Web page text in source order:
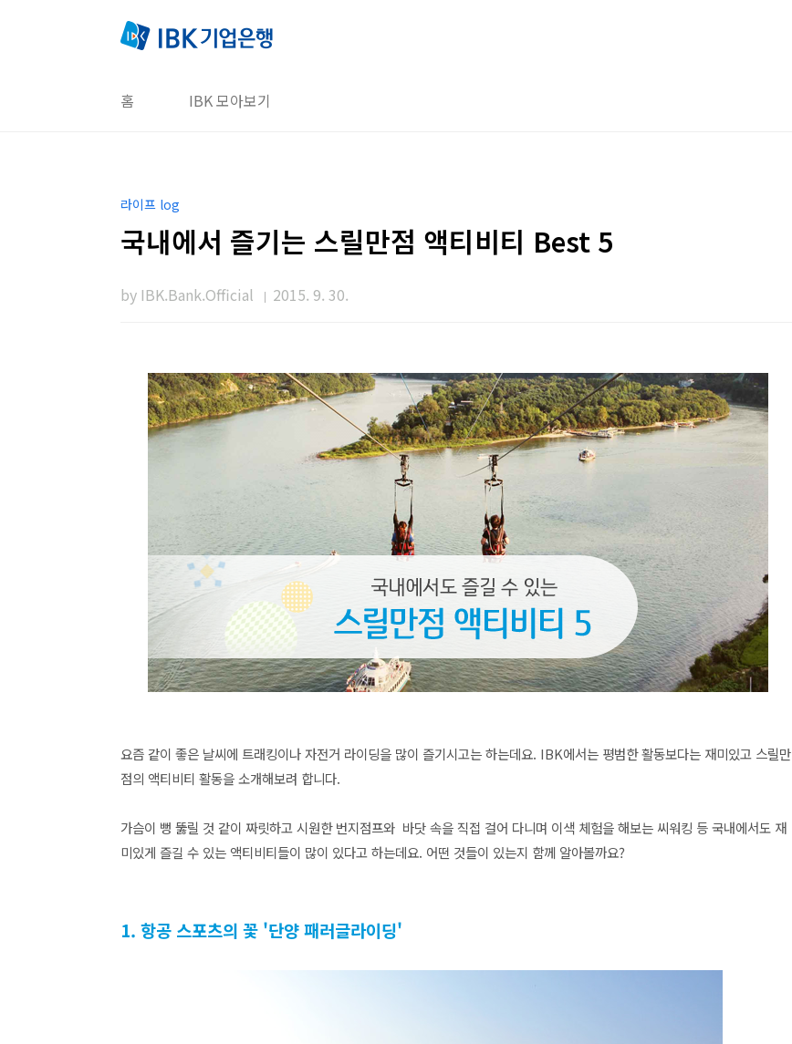
홈 IBK 모아보기
라이프 log
국내에서 즐기는 스릴만점 액티비티 Best 5
by IBK.Bank.Official 2015. 9. 30.
요즘 같이 좋은 날씨에 트래킹이나 자전거 라이딩을 많이 즐기시고는 하는데요. IBK에서는 평범한 활동보다는 재미있고 스릴만
점의 액티비티 활동을 소개해보려 합니다.
가슴이 뻥 뚫릴 것 같이 짜릿하고 시원한 번지점프와 바닷 속을 직접 걸어 다니며 이색 체험을 해보는 씨워킹 등 국내에서도 재
미있게 즐길 수 있는 액티비티들이 많이 있다고 하는데요. 어떤 것들이 있는지 함께 알아볼까요?
1. 항공 스포츠의 꽃 '단양 패러글라이딩'